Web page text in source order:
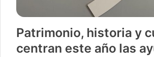
Patrimonio, historia y
centran este año las